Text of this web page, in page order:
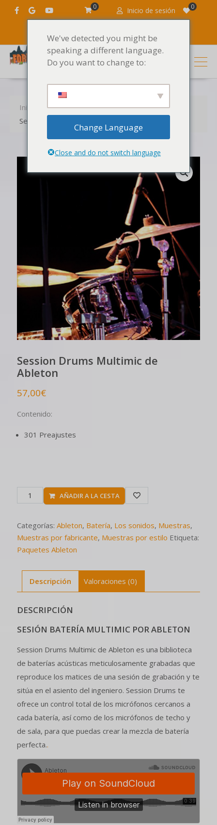
Inicio de sesión 0
0
Inicio Productos
Los sonidos
Session Drums Multimic de Ableton
Session Drums Multimic de
Ableton
57,00€
Contenido:
301 Preajustes
AÑADIR A LA CESTA
Categorías: Ableton, Batería, Los sonidos, Muestras,
Muestras por fabricante, Muestras por estilo Etiqueta:
Paquetes Ableton
Descripción Valoraciones (0)
DESCRIPCIÓN
SESIÓN BATERÍA MULTIMIC POR ABLETON
Session Drums Multimic de Ableton es una biblioteca
de baterías acústicas meticulosamente grabadas que
reproduce los matices de una sesión de grabación y te
sitúa en el asiento del ingeniero. Session Drums te
ofrece un control total de los micrófonos cercanos a
cada batería, así como de los micrófonos de techo y
de sala, para que puedas crear la mezcla de batería
perfecta..
We've detected you might be
speaking a different language.
Do you want to change to:
Change Language
Close and do not switch language